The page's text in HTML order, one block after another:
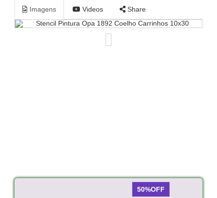
Imagens Videos Share
50%OFF